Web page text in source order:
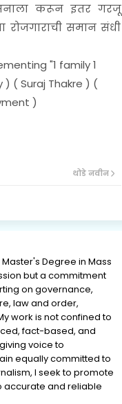
करून इतर गरजू
रोजगाराची समान संधी
"1 family 1
( Suraj Thakre ) (
)
थोडे नवीन
Degree in Mass
but a commitment
on governance,
law and order,
work is not confined to
fact-based, and
voice to
equally committed to
I seek to promote
accurate and reliable